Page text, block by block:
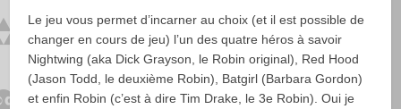
Le jeu vous permet d’incarner au choix (et il est possible de
changer en cours de jeu) l’un des quatre héros à savoir
Nightwing (aka Dick Grayson, le Robin original), Red Hood
(Jason Todd, le deuxième Robin), Batgirl (Barbara Gordon)
et enfin Robin (c’est à dire Tim Drake, le 3e Robin). Oui je